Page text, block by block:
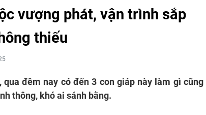
vượng phát, vận trình sắp
thiếu
đêm nay có đến 3 con giáp này làm gì cũng
thông, khó ai sánh bằng.